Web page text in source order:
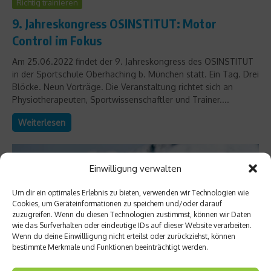
Einwilligung verwalten
Um dir ein optimales Erlebnis zu bieten, verwenden wir Technologien wie
Cookies, um Geräteinformationen zu speichern und/oder darauf
zuzugreifen. Wenn du diesen Technologien zustimmst, können wir Daten
wie das Surfverhalten oder eindeutige IDs auf dieser Website verarbeiten.
Wenn du deine Einwillligung nicht erteilst oder zurückziehst, können
bestimmte Merkmale und Funktionen beeinträchtigt werden.
Richtig trainieren
9. Jahreskongress OSINSTITUT: Motor
Control im Fokus
Am 25.06.2022 findet der 9. Jahreskongress des OSINSTITUT
in der Sportschule Oberhaching b. München statt. Ein Tag. Drei
Blöcke. Neun Vorträge. Die Veranstaltung richtet sich an
Physiotherapeuten, Sportwissenschaftler und Trainer....
Weiterlesen